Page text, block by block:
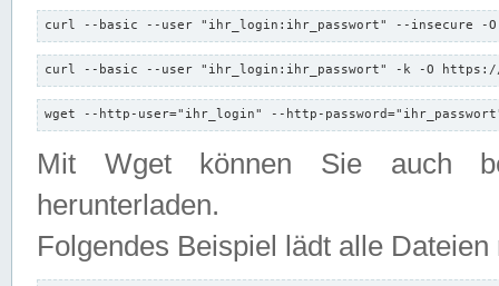
curl --basic --user "ihr_login:ihr_passwort" --insecure -
curl --basic --user "ihr_login:ihr_passwort" -k -O https://
wget --http-user="ihr_login" --http-
Mit Wget können Sie auch
herunterladen.
Folgendes Beispiel lädt alle